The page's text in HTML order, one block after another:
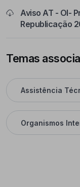
Aviso AT - OI-
Republicação
Temas
Assistência
Organismos